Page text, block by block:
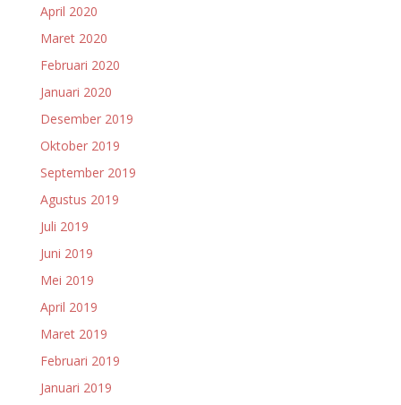
April 2020
Maret 2020
Februari 2020
Januari 2020
Desember 2019
Oktober 2019
September 2019
Agustus 2019
Juli 2019
Juni 2019
Mei 2019
April 2019
Maret 2019
Februari 2019
Januari 2019